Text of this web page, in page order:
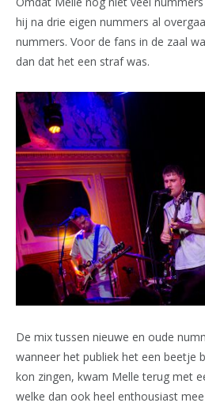
hij na drie eigen nummers al
nummers. Voor de fans in de zaal
dan dat het een straf was.
De mix tussen nieuwe en oude
wanneer het publiek het een beetje
kon zingen, kwam Melle terug met
welke dan ook heel enthousiast